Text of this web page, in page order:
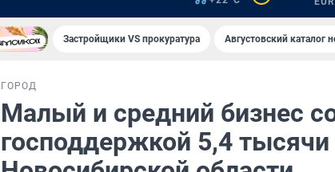
Застройщики VS прокуратура Августовский каталог
ГОРОД
Малый и средний бизнес
господдержкой 5,4